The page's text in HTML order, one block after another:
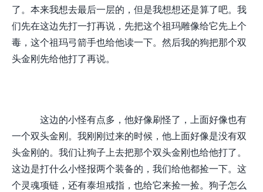
了。本来我想去最后一层的，但是我想想还是算了吧。我
们先在这边先打一打再说，先把这个祖玛雕像给它先上个
毒，这个祖玛弓箭手也给他读一下。然后我的狗把那个双
头金刚先给他打了再说。
这边的小怪有点多，他好像刷怪了，上面好像也有
一个双头金刚。我刚刚过来的时候，他上面好像是没有双
头金刚的。我们让狗子上去把那个双头金刚也给他打了。
这边是打什么小怪报两个装备的，我们给他都捡一下。这
个灵魂项链，还有泰坦戒指，也给它来捡一捡。狗子怎么